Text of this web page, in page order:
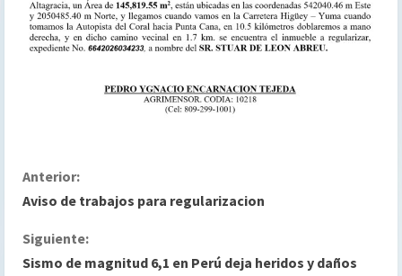
S
g
Anterior:
Aviso de trabajos para regularizacion
Siguiente:
Sismo de magnitud 6,1 en Perú deja heridos y daños